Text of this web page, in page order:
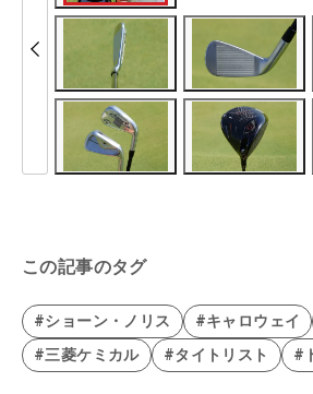
この記事のタグ
#ショーン・ノリス #キャロウェイ
#三菱ケミカル
#タイトリスト #